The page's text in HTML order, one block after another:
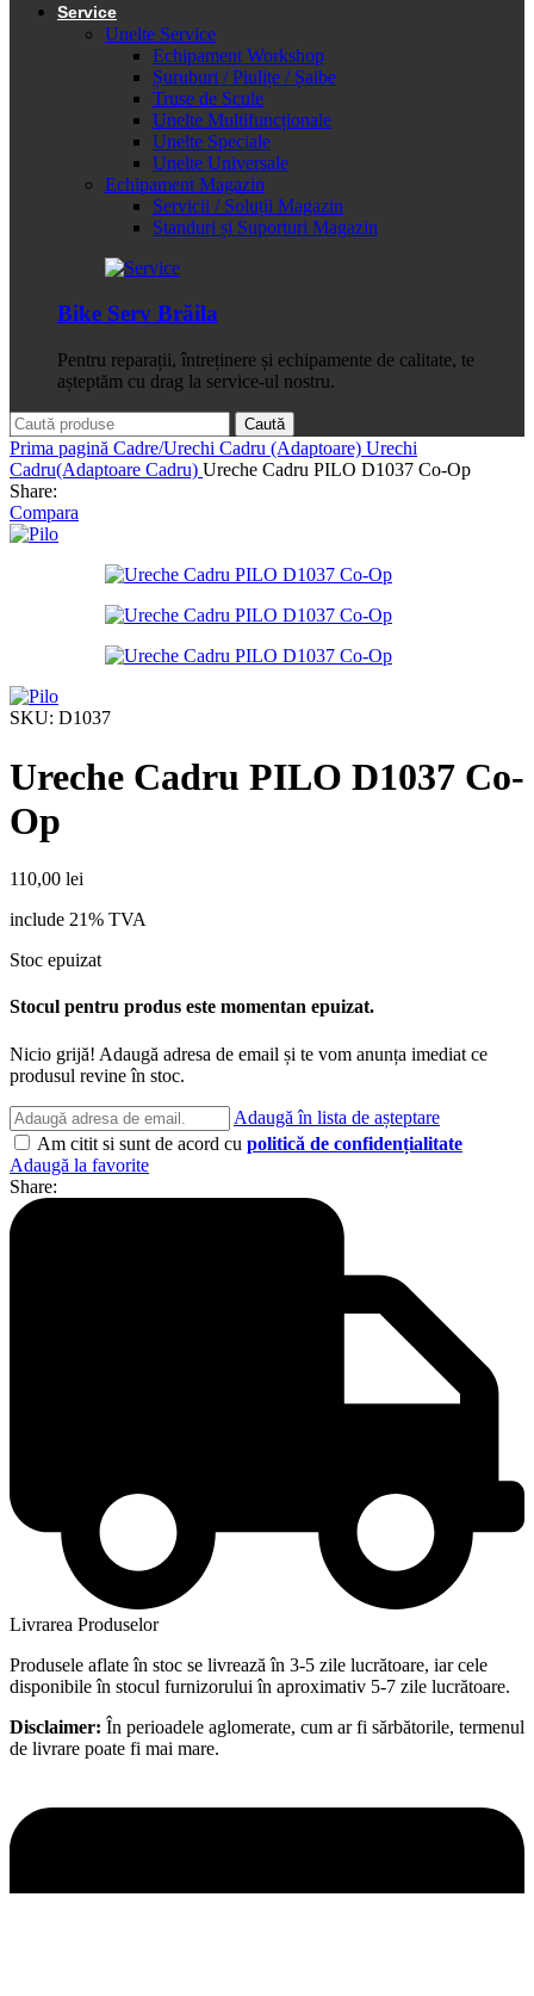
Service
Unelte Service
Echipament Workshop
Șuruburi / Piulițe / Șaibe
Truse de Scule
Unelte Multifuncționale
Unelte Speciale
Unelte Universale
Echipament Magazin
Servicii / Soluții Magazin
Standuri și Suporturi Magazin
Bike Serv Brăila
Pentru reparații, întreținere și echipamente de calitate, te
așteptăm cu drag la service-ul nostru.
Caută
Prima pagină Cadre/Urechi Cadru (Adaptoare) Urechi
Cadru(Adaptoare Cadru) Ureche Cadru PILO D1037 Co-Op
Share:
Compara
SKU: D1037
Ureche Cadru PILO D1037 Co-
Op
110,00 lei
include 21% TVA
Stoc epuizat
Stocul pentru produs este momentan epuizat.
Nicio grijă! Adaugă adresa de email și te vom anunța imediat ce
produsul revine în stoc.
Adaugă în lista de așteptare
Am citit si sunt de acord cu politică de confidențialitate
Adaugă la favorite
Share:
Livrarea Produselor
Produsele aflate în stoc se livrează în 3-5 zile lucrătoare, iar cele
disponibile în stocul furnizorului în aproximativ 5-7 zile lucrătoare.
Disclaimer: În perioadele aglomerate, cum ar fi sărbătorile, termenul
de livrare poate fi mai mare.